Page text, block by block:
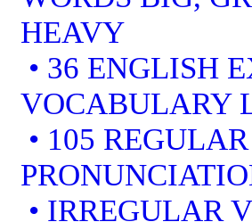
HEAVY
• 36 ENGLISH
VOCABULARY
• 105
• IRREGULAR